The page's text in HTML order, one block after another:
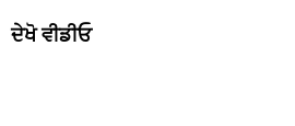
ਦੇਖੋ ਵੀਡੀਓ